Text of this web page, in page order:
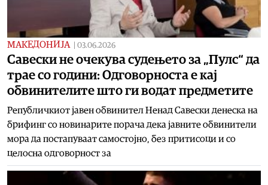
МАКЕДОНИЈА 03.06.2026
Савески не очекува судењето за „Пулс“ да
трае со години: Одговорноста е кај
обвинителите што ги водат предметите
Републичкиот јавен обвинител Ненад Савески денеска на
брифинг со новинарите порача дека јавните обвинители
мора да постапуваат самостојно, без притисоци и со
целосна одговорност за